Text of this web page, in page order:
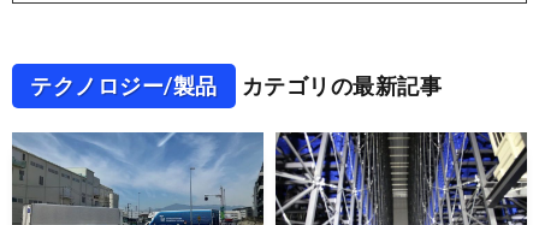
テクノロジー/製品 カテゴリの最新記事